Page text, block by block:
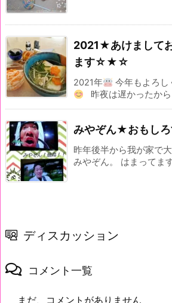
2021★あけまして
ます☆★☆
2021年
今年もよろし
昨夜は遅かったか
みやぞん★おもし
昨年後半から我が家で
みやぞん。 はまってま
ディスカッション
コメント一覧
まだ、コメントがありません